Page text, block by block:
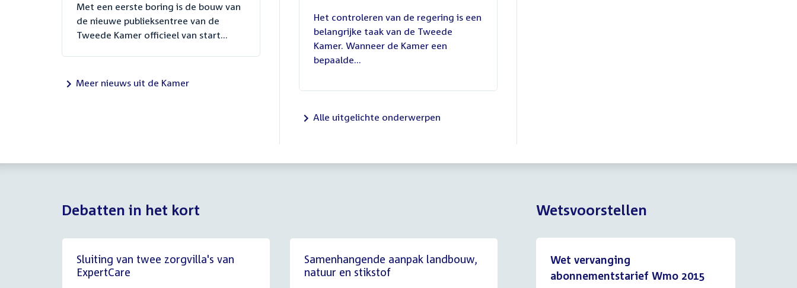
Met een eerste boring is de bouw van
de nieuwe publieksentree van de
Tweede Kamer officieel van start...
Meer nieuws uit de Kamer
juli
2026
Het controleren van de regering is een
belangrijke taak van de Tweede
Kamer. Wanneer de Kamer een
bepaalde...
Alle uitgelichte onderwerpen
Debatten in het kort
Sluiting van twee zorgvilla's van
ExpertCare
Samenhangende aanpak landbouw,
natuur en stikstof
Wetsvoorstellen
Wet vervanging
abonnementstarief Wmo 2015